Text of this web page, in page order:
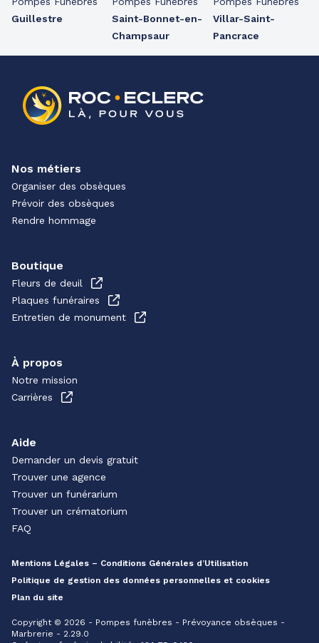
Guillestre
Saint-Bonnet-en-
Champsaur
Villar-Saint-
Pancrace
Nos métiers
Organiser des obsèques
Prévoir des obsèques
Rendre hommage
Boutique
Fleurs de deuil
Plaques funéraires
Entretien de monument
À propos
Notre mission
Carrières
Aide
Demander un devis gratuit
Trouver une agence
Trouver un funérarium
Trouver un crématorium
FAQ
Mentions Légales – Conditions Générales d’Utilisation
Politique de gestion des données personnelles et cookies
Plan du site
Copyright © 2026 - Pompes funèbres - Prévoyance obsèques -
Marbrerie - 2.29.0